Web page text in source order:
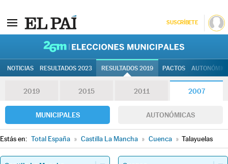
SUSCRÍBETE
NOTICIAS RESULTADOS 2023 RESULTADOS 2019 PACTOS
2019 2015 2011 2007
MUNICIPALES AUTONÓMICAS
Estás en: Total España » Castilla La Mancha » Cuenca » Talayuelas